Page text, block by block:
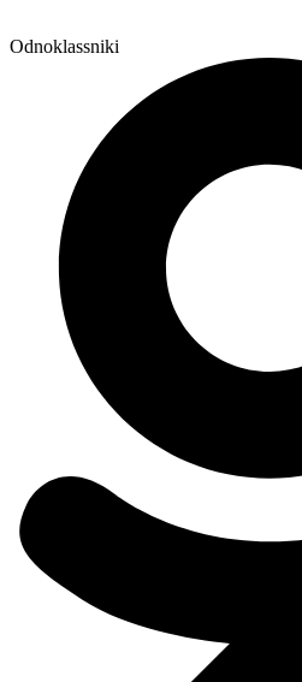
Odnoklassniki